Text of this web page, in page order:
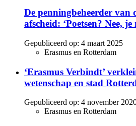
De penningbeheerder van
afscheid: ‘Poetsen? Nee,
Gepubliceerd op: 4 maart 2025
Erasmus en Rotterdam
‘Erasmus Verbindt’
wetenschap en stad
Gepubliceerd op: 4 november
Erasmus en Rotterdam